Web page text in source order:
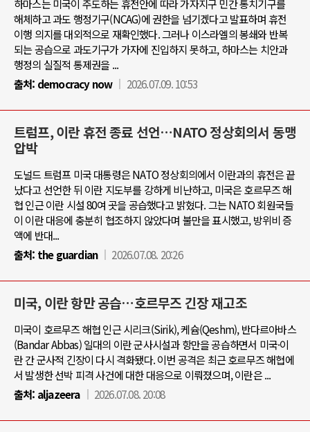
하마스는 미국이 주도하는 휴전안에 따라 가자지구 민간 통치기구를
해체하고 과도 행정기구(NCAG)에 권한을 넘기겠다고 발표하며 휴전
이행 의지를 대외적으로 재확인했다. 그러나 이스라엘의 봉쇄와 반복
되는 공습으로 과도기구가 가자에 진입하지 못하고, 하마스는 치안과
행정의 실질적 통제권을 ...
출처: democracy now 2026.07.09. 10:53
트럼프, 이란 휴전 종료 선언…NATO 정상회의서 동맹
압박
도널드 트럼프 미국 대통령은 NATO 정상회의에서 이란과의 휴전은 끝
났다고 선언한 뒤 이란 지도부를 강하게 비난하고, 미국은 호르무즈 해
협 인근 이란 시설 80여 곳을 공습했다고 밝혔다. 그는 NATO 회원국들
이 이란 대응에 충분히 협조하지 않았다며 불만을 표시했고, 방위비 증
액에 반대...
출처: the guardian 2026.07.08. 20:26
미국, 이란 항만 공습…호르무즈 긴장 재고조
미국이 호르무즈 해협 인근 시리크(Sirik), 케슘(Qeshm), 반다르아바스
(Bandar Abbas) 일대의 이란 군사시설과 항만을 공습하면서 미국·이
란 간 군사적 긴장이 다시 격화됐다. 이번 공격은 최근 호르무즈 해협에
서 발생한 선박 피격 사건에 대한 대응으로 이뤄졌으며, 이란은 ...
출처: aljazeera 2026.07.08. 20:08